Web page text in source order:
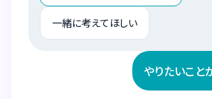
一緒に考えてほしい
やりたいこと